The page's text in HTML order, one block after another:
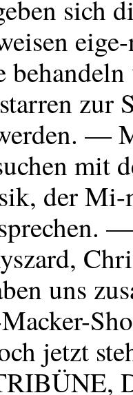
sich
zur
—
mit
der
uns
jetzt